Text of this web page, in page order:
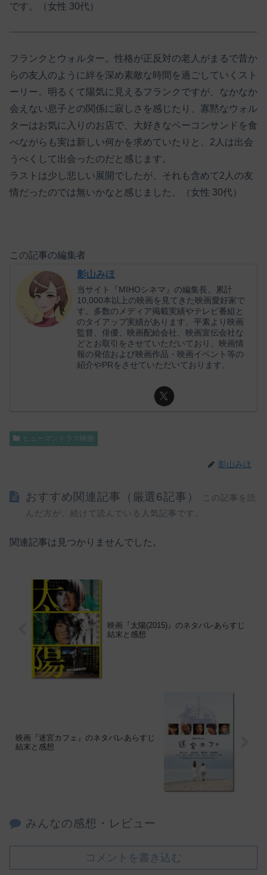
です。（女性 30代）
フランクとウォルター。性格が正反対の老人がまるで昔か
らの友人のように絆を深め素敵な時間を過ごしていくスト
ーリー。明るくて陽気に見えるフランクですが、なかなか
会えない息子との関係に寂しさを感じたり、寡黙なウォル
ターはお気に入りのお店で、大好きなベーコンサンドを食
べながらも実は新しい何かを求めていたりと、2人は出会
うべくして出会ったのだと感じます。
ラストは少し悲しい展開でしたが、それも含めて2人の友
情だったのでは無いかなと感じました。（女性 30代）
この記事の編集者
影山みほ
当サイト『MIHOシネマ』の編集長。累計
10,000本以上の映画を見てきた映画愛好家で
す。多数のメディア掲載実績やテレビ番組と
のタイアップ実績があります。平素より映画
監督、俳優、映画配給会社、映画宣伝会社な
どとお取引をさせていただいており、映画情
報の発信および映画作品・映画イベント等の
紹介やPRをさせていただいております。
ヒューマンドラマ映画
影山みほ
おすすめ関連記事（厳選6記事）
この記事を読
んだ方が、続けて読んでいる人気記事です。
関連記事は見つかりませんでした。
映画『太陽(2015)』のネタバレあらすじ
結末と感想
映画『迷宮カフェ』のネタバレあらすじ
結末と感想
みんなの感想・レビュー
コメントを書き込む